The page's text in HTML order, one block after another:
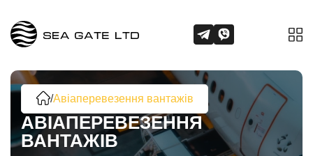
/Авіаперевезення вантажів
АВІАПЕРЕВЕЗЕННЯ
ВАНТАЖІВ